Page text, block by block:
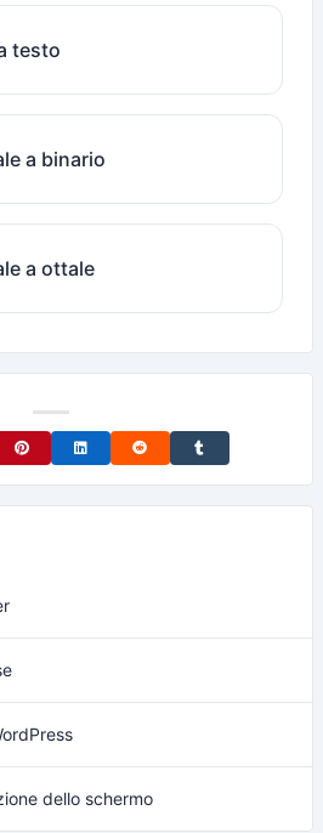
testo
a binario
a ottale
on Twitter
Share on Pinterest
Share on LinkedIn
Share on RedditShare on Tumblr
dello schermo